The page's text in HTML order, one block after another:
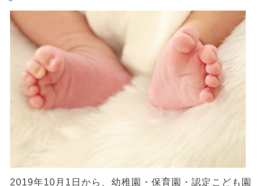
2019年10月1日から、幼稚園・保育園・認定こども園